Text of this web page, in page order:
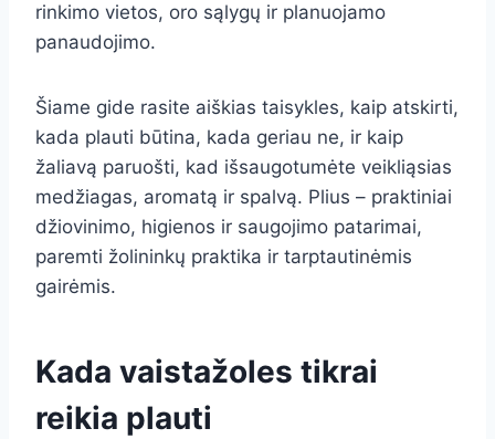
rinkimo vietos, oro sąlygų ir planuojamo
panaudojimo.
Šiame gide rasite aiškias taisykles, kaip atskirti,
kada plauti būtina, kada geriau ne, ir kaip
žaliavą paruošti, kad išsaugotumėte veikliąsias
medžiagas, aromatą ir spalvą. Plius – praktiniai
džiovinimo, higienos ir saugojimo patarimai,
paremti žolininkų praktika ir tarptautinėmis
gairėmis.
Kada vaistažoles tikrai
reikia plauti